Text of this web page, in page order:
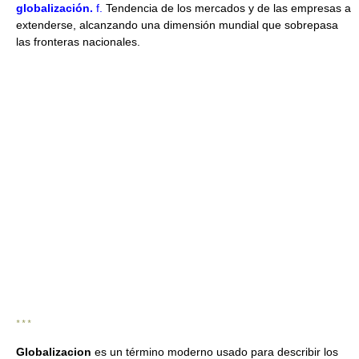
globalización. f. Tendencia de los mercados y de las empresas a
extenderse, alcanzando una dimensión mundial que sobrepasa
las fronteras nacionales.
* * *
Globalizacion es un término moderno usado para describir los